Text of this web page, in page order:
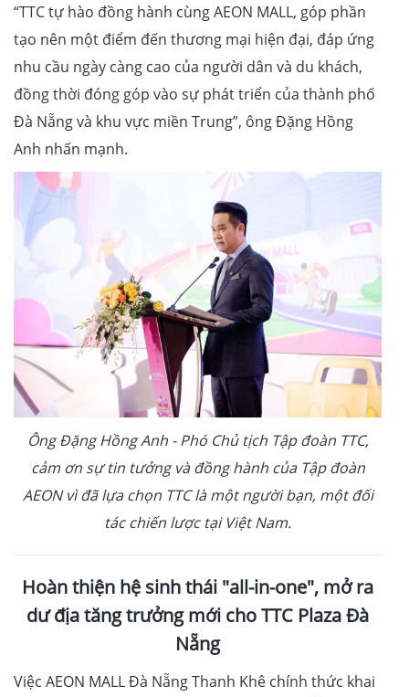
“TTC tự hào đồng hành cùng AEON MALL, góp phần
tạo nên một điểm đến thương mại hiện đại, đáp ứng
nhu cầu ngày càng cao của người dân và du khách,
đồng thời đóng góp vào sự phát triển của thành phố
Đà Nẵng và khu vực miền Trung”, ông Đặng Hồng
Anh nhấn mạnh.
Ông Đặng Hồng Anh -Phó Chủ tịch Tập đoàn TTC,
cảm ơn sự tin tưởng và đồng hành của Tập đoàn
AEON vì đã lựa chọn TTC là một người bạn, một đối
tác chiến lược tại Việt Nam.
Hoàn thiện hệ sinh thái "all-in-one", mở ra
dư địa tăng trưởng mới cho TTC Plaza Đà
Nẵng
Việc AEON MALL Đà Nẵng Thanh Khê chính thức khai